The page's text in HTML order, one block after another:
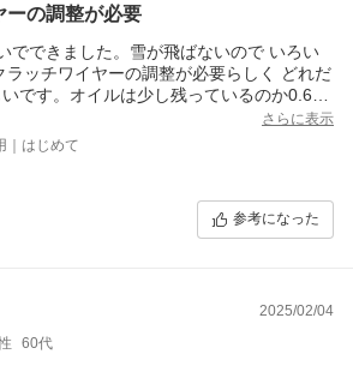
ーの調整が必要
でできました。雪が飛ばないので いろい
ラッチワイヤーの調整が必要らしく どれだ
です。オイルは少し残っているのか0.6L
ます。少し解けかけた雪をやってみました
メでした。
さらに表示
｜はじめて
参考になった
2025/02/04
60代